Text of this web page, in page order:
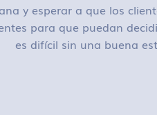
y esperar a que los
para que puedan
es difícil sin una buena